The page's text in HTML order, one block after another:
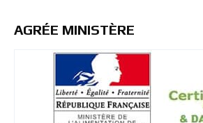
AGRÉE MINISTÈRE